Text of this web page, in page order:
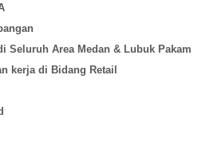
Seluruh Area Medan & Lubuk Pakam
kerja di Bidang Retail